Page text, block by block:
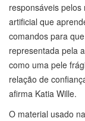
responsáveis
artificial que
comandos para
representada pela
como uma pele
relação de
afirma Katia Wille.
O material usado